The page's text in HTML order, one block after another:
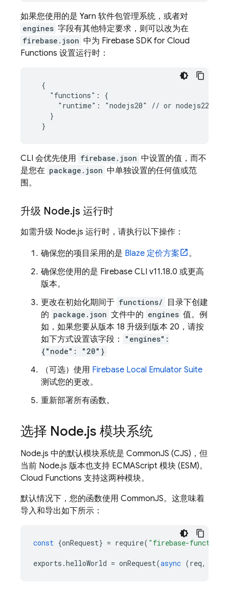
如果您使用的是 Yarn 软件包管理系统，或者对
engines 字段有其他特定要求，则可以改为在
firebase.json 中为 Firebase SDK for Cloud
Functions 设置运行时：
  {
    "functions": {
      "runtime": "nodejs20" // or nodejs22
    }
CLI 会优先使用 firebase.json 中设置的值，而不
是您在 package.json 中单独设置的任何值或范
围。
升级 Node.js 运行时
如需升级 Node.js 运行时，请执行以下操作：
确保您的项目采用的是 Blaze 定价方案
。
确保您使用的是 Firebase CLI v11.18.0 或更高
版本。
更改在初始化期间于 functions/
目录下创建
的 package.json 文件中的 engines 值。例
如，如果您要从版本 18 升级到版本 20，请按
如下方式设置该字段：
"engines":
{"node": "20"}
（可选）使用 Firebase Local Emulator Suite
测试您的更改。
重新部署所有函数。
选择 Node.js 模块系统
Node.js 中的默认模块系统是 CommonJS (CJS)，但
当前 Node.js 版本也支持 ECMAScript 模块 (ESM)。
Cloud Functions 支持这两种模块。
默认情况下，您的函数使用 CommonJS。这意味着
导入和导出如下所示：
const {onRequest} = require( "firebase-
exports .helloWorld = onRequest(async (req,